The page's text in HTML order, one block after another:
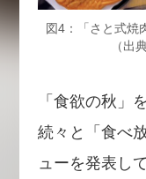
図4：「さと式焼
（出
「食欲の秋」
続々と「食べ
ューを発表し